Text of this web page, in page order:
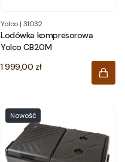
Yolco | 31032
Lodówka kompresorowa
Yolco CB20M
Cena
1 999,00 zł
Nowość